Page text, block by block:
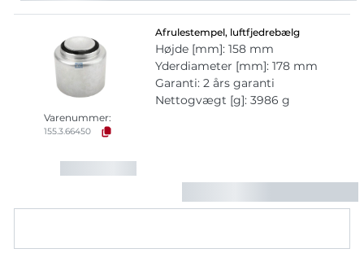
Varenummer:
155.3.66450
Afrulestempel, luftfjedrebælg
Højde [mm]: 158 mm
Yderdiameter [mm]: 178 mm
Garanti: 2 års garanti
Nettogvægt [g]: 3986 g